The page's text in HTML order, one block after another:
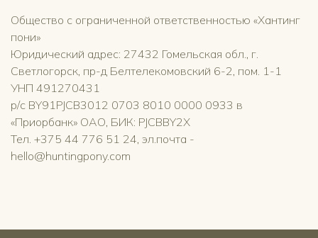
Общество с ограниченной ответственностью «Хантинг
пони»
Юридический адрес: 27432 Гомельская обл., г.
Светлогорск, пр-д Белтелекомовский 6-2, пом. 1-1
УНП 491270431
р/с BY91PJCB3012 0703 8010 0000 0933 в
«Приорбанк» ОАО, БИК: PJCBBY2X
Тел. +375 44 776 51 24, эл.почта -
hello@huntingpony.com